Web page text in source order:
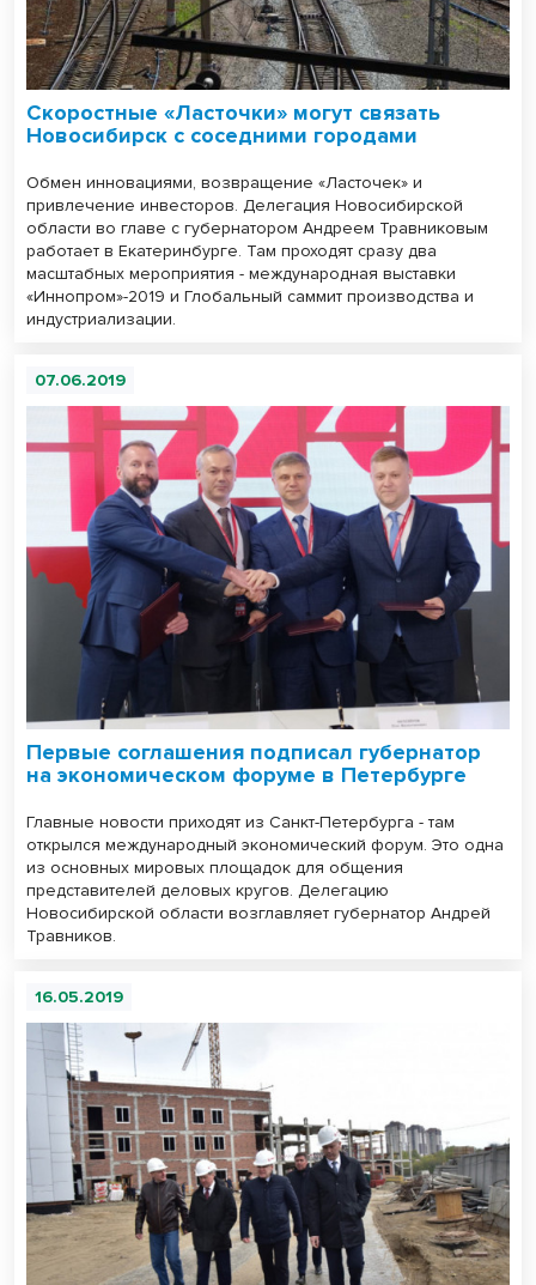
Скоростные «Ласточки» могут связать
Новосибирск с соседними городами
Обмен инновациями, возвращение «Ласточек» и
привлечение инвесторов. Делегация Новосибирской
области во главе с губернатором Андреем Травниковым
работает в Екатеринбурге. Там проходят сразу два
масштабных мероприятия - международная выставки
«Иннопром»-2019 и Глобальный саммит производства и
индустриализации.
07.06.2019
Первые соглашения подписал губернатор
на экономическом форуме в Петербурге
Главные новости приходят из Санкт-Петербурга - там
открылся международный экономический форум. Это одна
из основных мировых площадок для общения
представителей деловых кругов. Делегацию
Новосибирской области возглавляет губернатор Андрей
Травников.
16.05.2019